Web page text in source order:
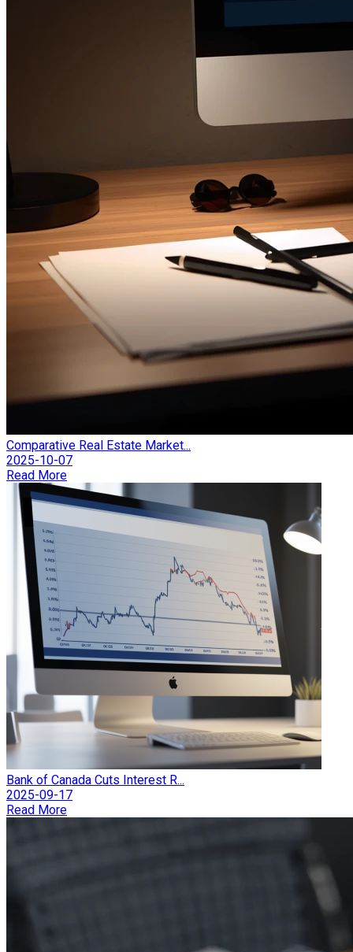
Comparative Real Estate Market...
2025-10-07
Read More
Bank of Canada Cuts Interest R...
2025-09-17
Read More